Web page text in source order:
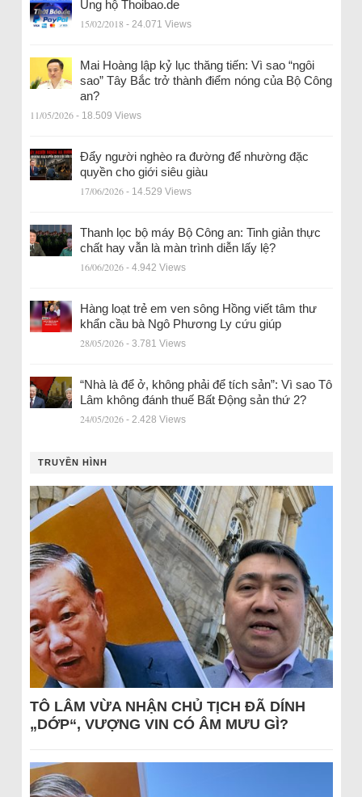
Ủng hộ Thoibao.de
15/02/2018 - 24.071 Views
Mai Hoàng lập kỷ lục thăng tiến: Vì sao “ngôi
sao” Tây Bắc trở thành điểm nóng của Bộ Công
an?
11/05/2026 - 18.509 Views
Đẩy người nghèo ra đường để nhường đặc
quyền cho giới siêu giàu
17/06/2026 - 14.529 Views
Thanh lọc bộ máy Bộ Công an: Tinh giản thực
chất hay vẫn là màn trình diễn lấy lệ?
16/06/2026 - 4.942 Views
Hàng loạt trẻ em ven sông Hồng viết tâm thư
khẩn cầu bà Ngô Phương Ly cứu giúp
28/05/2026 - 3.781 Views
“Nhà là để ở, không phải để tích sản”: Vì sao Tô
Lâm không đánh thuế Bất Động sản thứ 2?
24/05/2026 - 2.428 Views
TRUYỀN HÌNH
TÔ LÂM VỪA NHẬN CHỦ TỊCH ĐÃ DÍNH
„DỚP“, VƯỢNG VIN CÓ ÂM MƯU GÌ?